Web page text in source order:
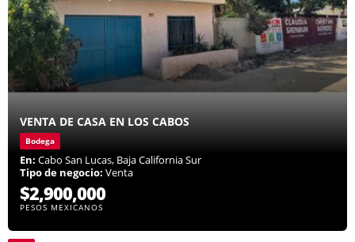
VENTA DE CASA EN LOS CABOS
Bodega
En: Cabo San Lucas, Baja California Sur
Tipo de negocio: Venta
$2,900,000
PESOS MEXICANOS